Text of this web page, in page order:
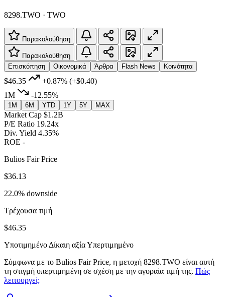
8298.TWO · TWO
Παρακολούθηση
Παρακολούθηση
Επισκόπηση
Οικονομικά Άρθρα Flash News Κοινότητα
$46.35 +0.87% (+$0.40)
1M
-12.55%
1M 6M YTD 1Y 5Y MAX
Market Cap $1.2B
P/E Ratio 19.24x
Div. Yield 4.35%
ROE -
Bulios Fair Price
$36.13
22.0% downside
Τρέχουσα τιμή
$46.35
Υποτιμημένο Δίκαιη αξίαΥπερτιμημένο
Σύμφωνα με το Bulios Fair Price, η μετοχή 8298.TWO είναι αυτή
τη στιγμή υπερτιμημένη σε σχέση με την αγοραία τιμή της. Πώς
λειτουργεί;